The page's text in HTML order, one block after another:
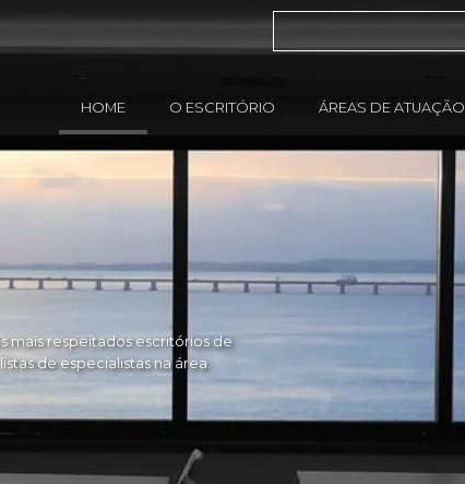
HOME O ESCRITÓRIO ÁREAS DE ATUAÇÃO
mais respeitados escritórios de
de especialistas na área.